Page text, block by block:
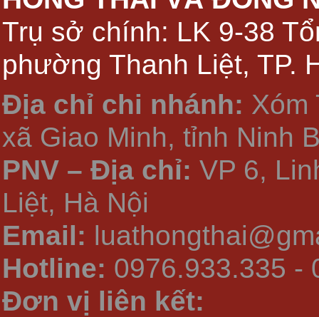
Trụ sở chính: LK 9-38
phường Thanh Liệt, TP.
Địa chỉ chi nhánh: Xóm
xã Giao Minh, tỉnh Ninh
PNV – Địa chỉ: VP 6,
Liệt, Hà Nội
Email:
Hotline: 0976.933.335 -
Đơn vị liên kết: